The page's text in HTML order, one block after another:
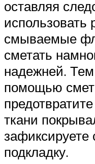
оставляя
использовать
смываемые
сметать
надежней.
помощью
ткани
зафиксируете
подкладку.